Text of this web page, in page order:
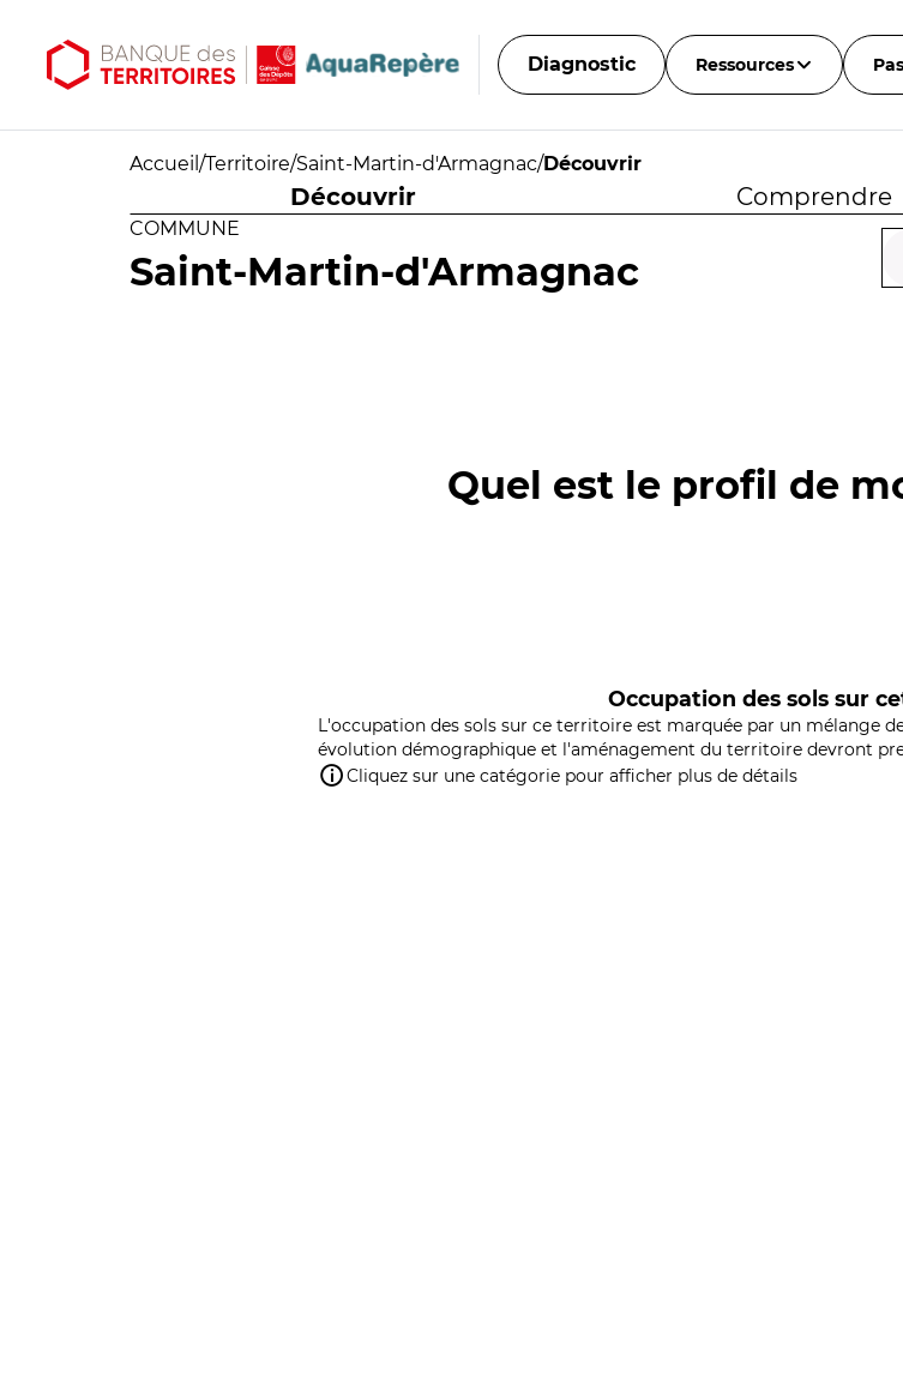
Diagnostic Ressources
Accueil /Territoire/Saint-Martin-d'Armagnac/Découvrir
Découvrir Comprendre
COMMUNE
Saint-Martin-d'Armagnac
Quel est le profil de
Occupation des sols sur
L'occupation des sols sur ce territoire est marquée par un mélange
évolution démographique et l'aménagement du territoire devront
Cliquez sur une catégorie pour afficher plus de détails